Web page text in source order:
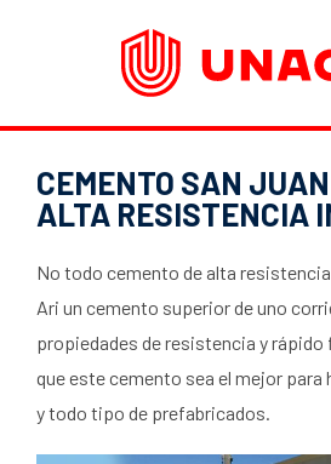
CEMENTO SAN
ALTA RESISTENCIA
No todo cemento de alta resistencia
Ari un cemento superior de uno
propiedades de resistencia y rápido
que este cemento sea el mejor
y todo tipo de prefabricados.